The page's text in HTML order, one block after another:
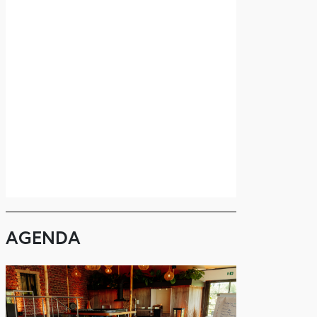
AGENDA